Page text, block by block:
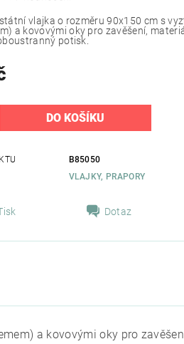
vlajka o rozměru 90x150 cm s
a kovovými oky pro zavěšení,
potisk.
B85050
VLAJKY, PRAPORY
Dotaz
a kovovými oky pro